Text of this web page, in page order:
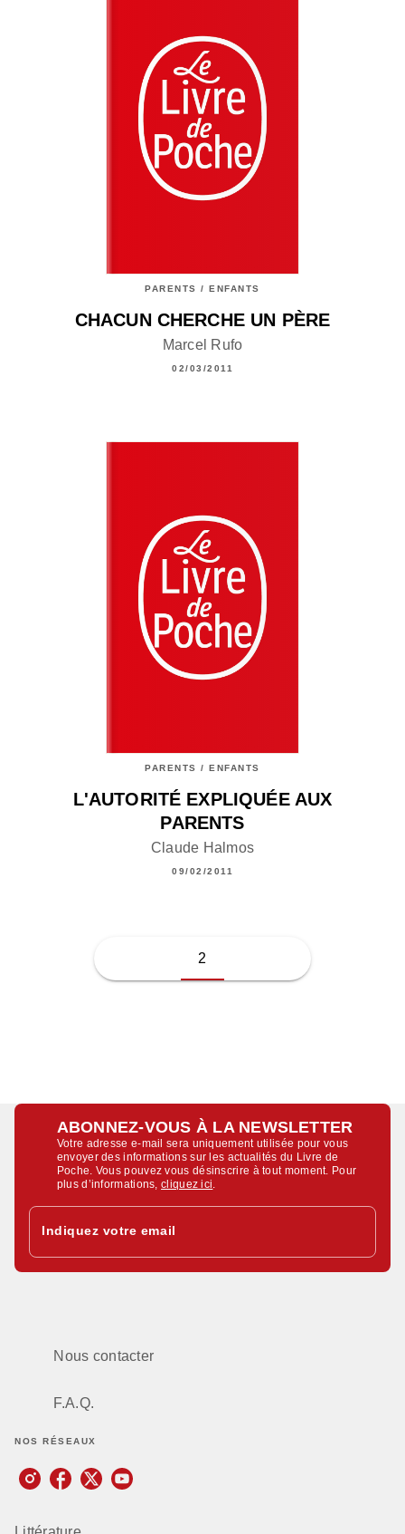
PARENTS / ENFANTS
CHACUN CHERCHE UN PÈRE
Marcel Rufo
02/03/2011
PARENTS / ENFANTS
L'AUTORITÉ EXPLIQUÉE AUX
PARENTS
Claude Halmos
09/02/2011
2
ABONNEZ-VOUS À LA NEWSLETTER
Votre adresse e-mail sera uniquement utilisée pour vous
envoyer des informations sur les actualités du Livre de
Poche. Vous pouvez vous désinscrire à tout moment. Pour
plus d’informations,cliquez ici
Indiquez votre email
Nous contacter
F.A.Q.
NOS RÉSEAUX